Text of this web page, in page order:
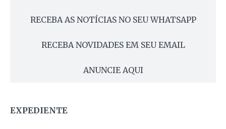
RECEBA AS NOTÍCIAS NO SEU WHATSAPP
RECEBA NOVIDADES EM SEU EMAIL
ANUNCIE AQUI
EXPEDIENTE